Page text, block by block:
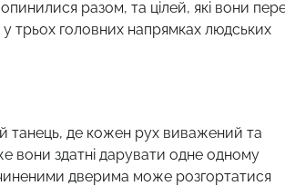
разом, та цілей, які вони
у трьох головних напрямках людських
танець, де кожен рух виважений та
вони здатні дарувати одне одному
дверима може розгортатися